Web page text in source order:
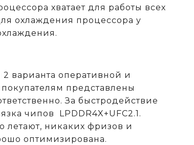
хватает для работы всех
охлаждения процессора у
варианта оперативной и
представлены
За быстродействие
чипов LPDDR4X+UFC2.1.
летают, никаких фризов и
оптимизирована.